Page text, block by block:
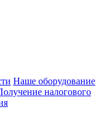
Наше оборудование
налогового